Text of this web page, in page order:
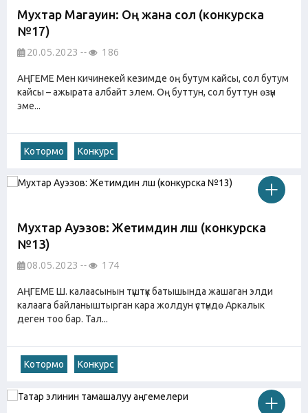
Мухтар Магауин: Оң жана сол (конкурска
№17)
20.05.2023 186
АҢГЕМЕ Мен кичинекей кезимде оң бутум кайсы, сол бутум
кайсы – ажырата албайт элем. Оң буттун, сол буттун өзүн
эме...
Котормо Конкурс
Мухтар Ауэзов: Жетимдин үлүшү (конкурска
№13)
08.05.2023 174
АҢГЕМЕ Ш. калаасынын түштүк батышында жашаган элди
калаага байланыштырган кара жолдун үстүндө Аркалык
деген тоо бар. Тал...
Котормо Конкурс